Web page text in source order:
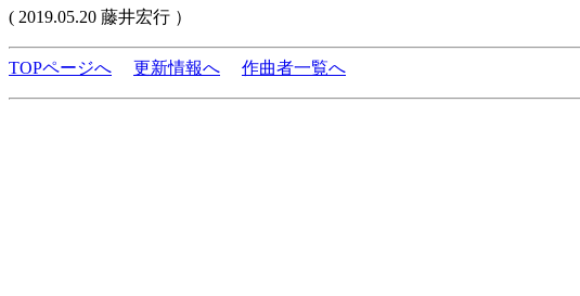
( 2019.05.20 藤井宏行 ）
TOPページへ 更新情報へ 作曲者一覧へ